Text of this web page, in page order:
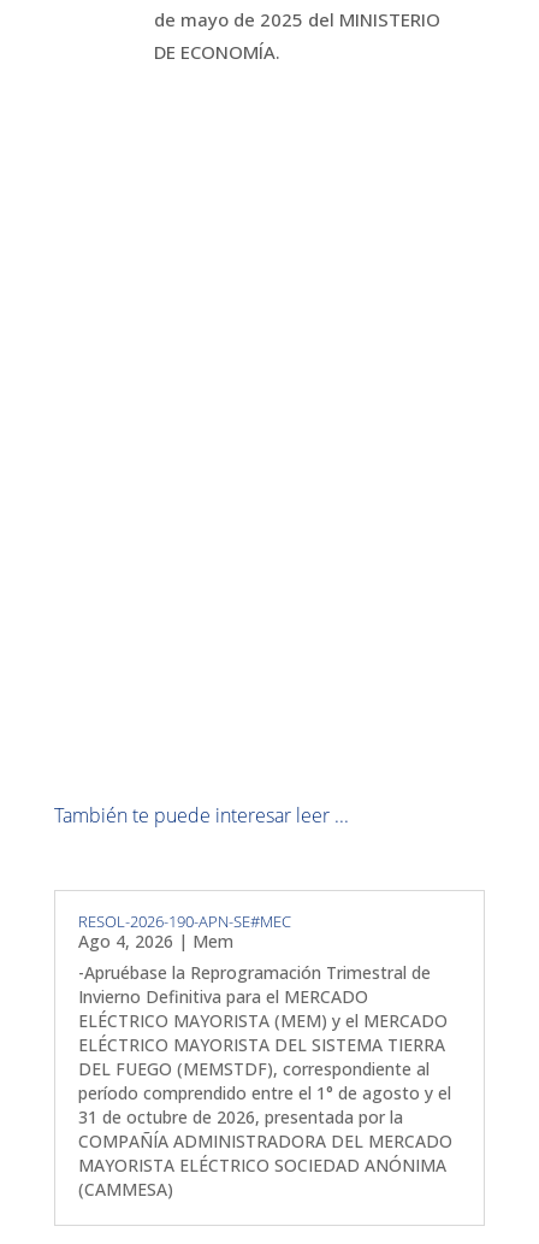
de mayo de 2025 del MINISTERIO
DE ECONOMÍA.
También te puede interesar leer ...
RESOL-2026-190-APN-SE#MEC
Ago 4, 2026 | Mem
-Apruébase la Reprogramación Trimestral de
Invierno Definitiva para el MERCADO
ELÉCTRICO MAYORISTA (MEM) y el MERCADO
ELÉCTRICO MAYORISTA DEL SISTEMA TIERRA
DEL FUEGO (MEMSTDF), correspondiente al
período comprendido entre el 1° de agosto y el
31 de octubre de 2026, presentada por la
COMPAÑÍA ADMINISTRADORA DEL MERCADO
MAYORISTA ELÉCTRICO SOCIEDAD ANÓNIMA
(CAMMESA)